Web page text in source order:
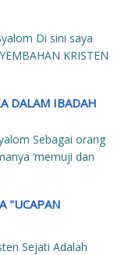
Di sini saya
KRISTEN
DALAM IBADAH
Sebagai orang
‘memuji dan
"UCAPAN
Sejati Adalah